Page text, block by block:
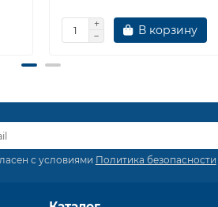
В корзину
с условиями Политика безопасности